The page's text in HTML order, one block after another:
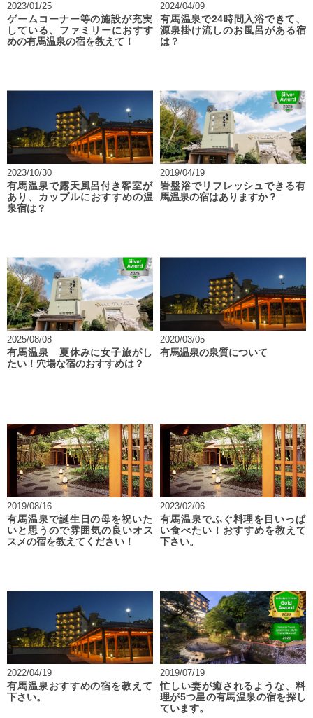
2023/01/25
ゲームコーナー等の施設が充実
している、ファミリーにおすす
めの有馬温泉の宿を教えて！
2024/04/09
有馬温泉で24時間入浴できて、
源泉掛け流しのお風呂がある宿
は？
2023/10/30
有馬温泉で露天風呂付き客室が
あり、カップルにおすすめの温
泉宿は？
2019/04/19
岩盤浴でリフレッシュできる有
馬温泉の宿はありますか？
2025/08/08
有馬温泉 夏休みに女子旅がし
たい！穴場な宿のおすすめは？
2020/03/05
有馬温泉の泉質について
2019/08/16
有馬温泉で誕生日の母を祝いた
いと思うので雰囲気の良いオス
スメの宿を教えてください！
2023/02/06
有馬温泉でふぐ料理を目いっぱ
い食べたい！おすすめを教えて
下さい。
2022/04/19
有馬温泉おすすめの宿を教えて
下さい。
2019/07/19
忙しい妻が癒されるような、料
理が5つ星の有馬温泉の宿を探し
ています。